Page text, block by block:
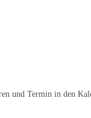
und Termin in den